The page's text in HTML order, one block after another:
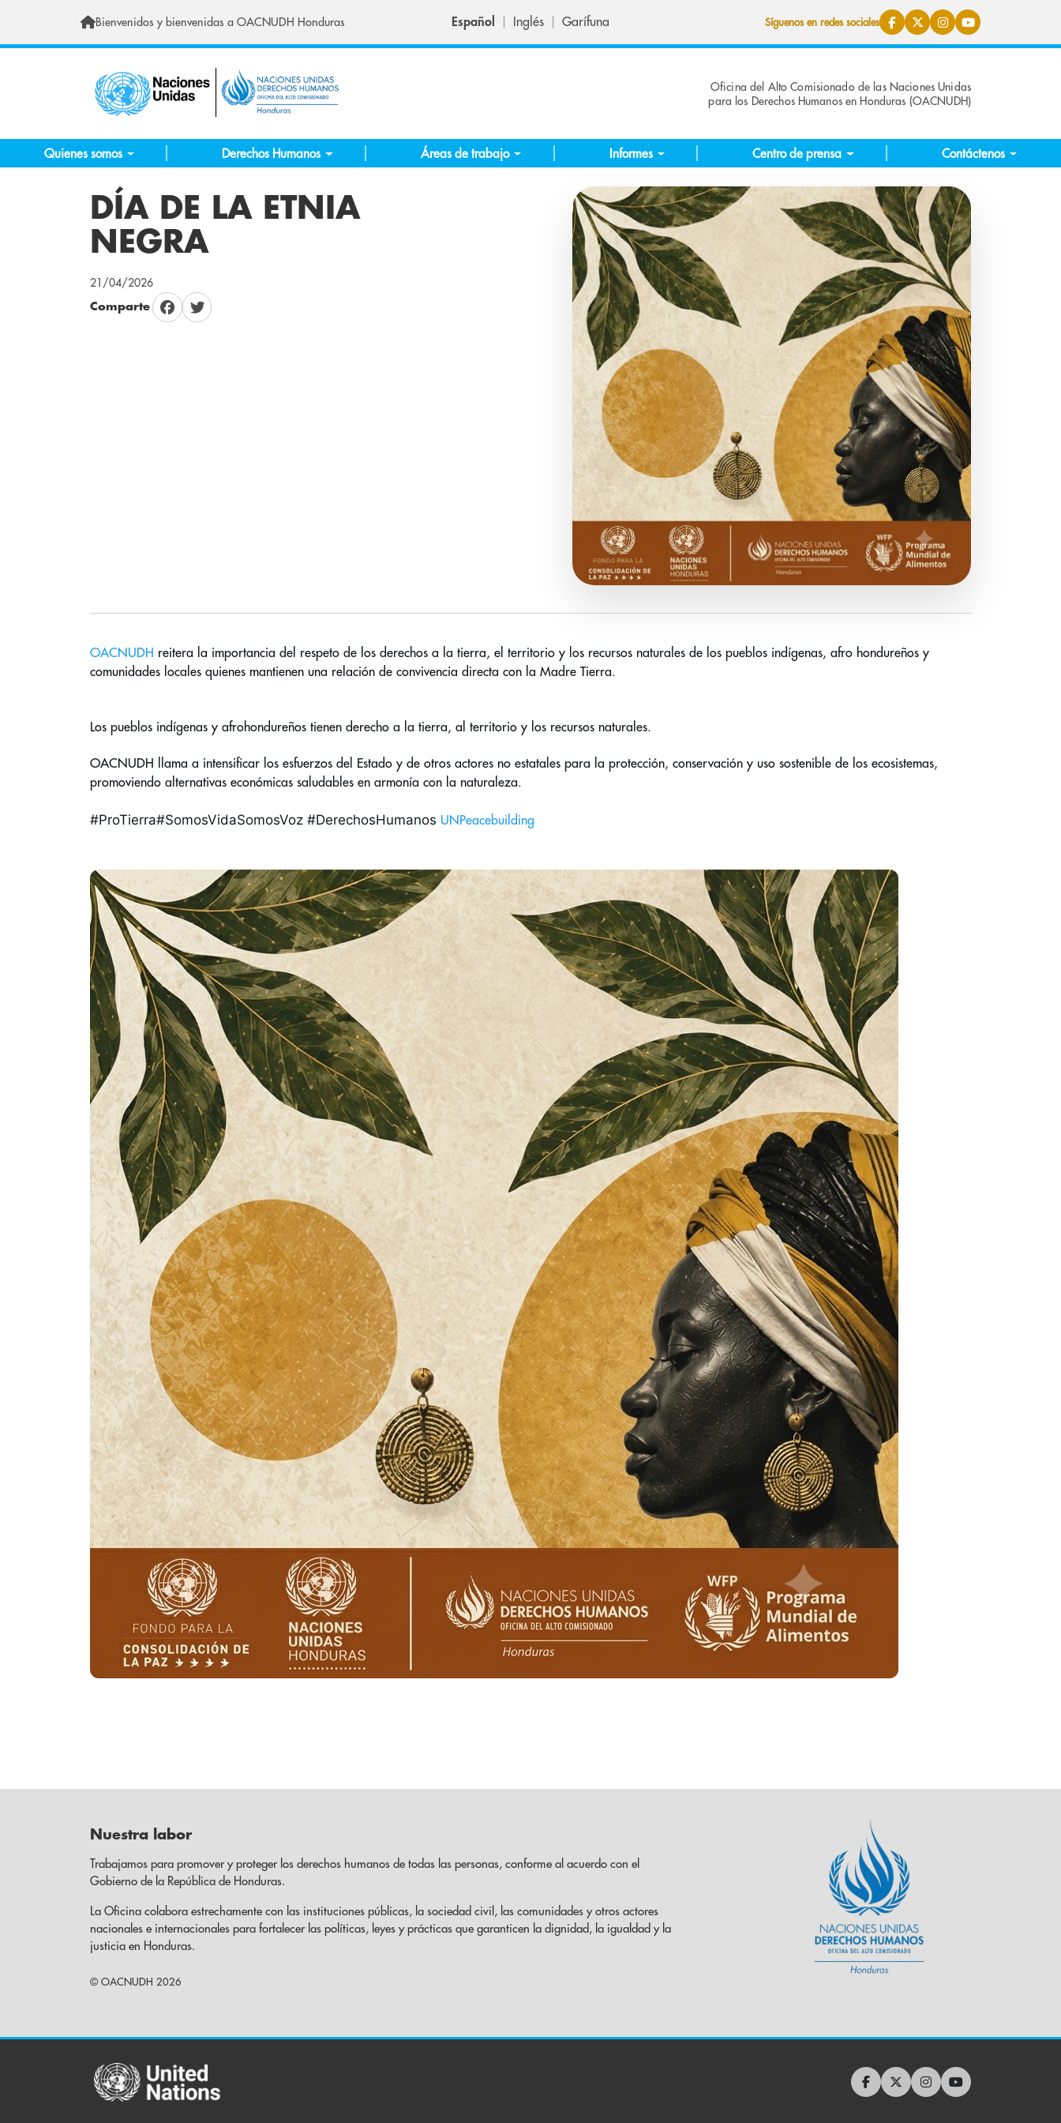
Bienvenidos y bienvenidas a OACNUDH Honduras Español Inglés Garífuna Síguenos en redes sociales
Oficina del Alto Comisionado de las Naciones Unidas
para los Derechos Humanos en Honduras (OACNUDH)
Quienes somos Derechos Humanos Áreas de trabajo Informes Centro de prensa Contáctenos
DÍA DE LA ETNIA
NEGRA
21/04/2026
Comparte
OACNUDH reitera la importancia del respeto de los derechos a la tierra, el territorio y los recursos naturales de los pueblos indígenas, afro hondureños y
comunidades locales quienes mantienen una relación de convivencia directa con la Madre Tierra.
Los pueblos indígenas y afrohondureños tienen derecho a la tierra, al territorio y los recursos naturales.
OACNUDH llama a intensificar los esfuerzos del Estado y de otros actores no estatales para la protección, conservación y uso sostenible de los ecosistemas,
promoviendo alternativas económicas saludables en armonía con la naturaleza.
#ProTierra#SomosVidaSomosVoz #DerechosHumanos UNPeacebuilding
Nuestra labor
Trabajamos para promover y proteger los derechos humanos de todas las personas, conforme al acuerdo con el
Gobierno de la República de Honduras.
La Oficina colabora estrechamente con las instituciones públicas, la sociedad civil, las comunidades y otros actores
nacionales e internacionales para fortalecer las políticas, leyes y prácticas que garanticen la dignidad, la igualdad y la
justicia en Honduras.
© OACNUDH 2026